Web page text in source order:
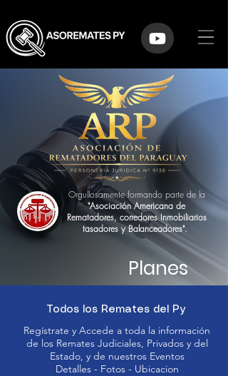
Orgullosamente formando parte de la
"Asociación Americana de
Rematadores, corredores Inmobiliarios
tasadores y Balanceadores".
Planes
Todos los Remates del Py
Regístrate y Accede a toda la información
de los Remates Judiciales, Privados y del
Estado, y de nuestros Eventos
Detalles - Fotos - Ubicacion